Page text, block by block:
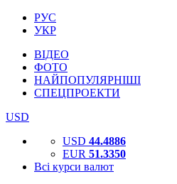
РУС
УКР
ВІДЕО
ФОТО
НАЙПОПУЛЯРНІШІ
СПЕЦПРОЕКТИ
USD
USD 44.4886
EUR 51.3350
Всі курси валют